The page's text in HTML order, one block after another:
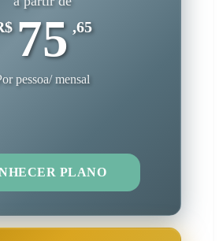
75 ,65
pessoa/ mensal
PLANO